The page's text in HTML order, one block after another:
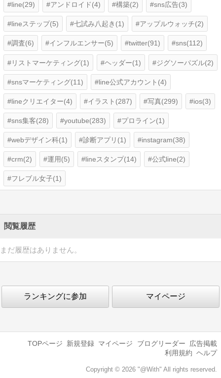
line(29) アンドロイド(4) 構築(2) sns広告(3)
lineステップ(5) ​七試み八起き(1) アップルウォッチ(2)
調査(6) インフルエンサー(5) twitter(91) sns(112)
リストマーケティング(1) ヘッダー(1) ジグソーパズル(2)
snsマーケティング(11) line公式アカウント(4)
lineクリエイター(4) イラスト(287) 写真(299) ios(3)
sns集客(28) youtube(283) プロライン(1)
webデザイン科(1) 診断アプリ(1) instagram(38)
crm(2) 運用(5) lineスタンプ(14) 公式line(2)
フレブル女子(1)
閲覧履歴
まだ履歴はありません。
ランキングに参加 マイページ
TOPページ 新規登録 マイページ ブログリーダー
広告掲載
利用規約 ヘルプ
Copyright © 2026 "@With" All rights reserved.